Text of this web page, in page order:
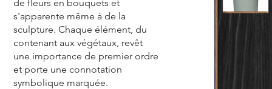
de fleurs en bouquets et
s'apparente même à de la
sculpture. Chaque élément, du
contenant aux végétaux, revêt
une importance de premier ordre
et porte une connotation
symbolique marquée.